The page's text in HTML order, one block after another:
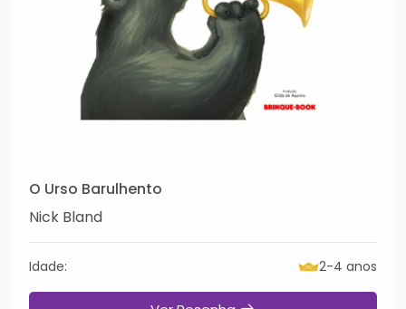
O Urso Barulhento
Nick Bland
Idade: 2-4 anos